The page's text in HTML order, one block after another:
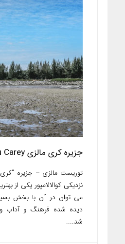
جزیره کری مالزی Pulau Carey
نزدیکی کوالالامپور یکی از
می توان در آن با بخش
دیده شده فرهنگ و آداب و
شد....